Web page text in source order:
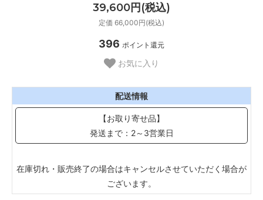
39,600円(税込)
定価 66,000円(税込)
396 ポイント還元
お気に入り
配送情報
【お取り寄せ品】
発送まで：2～3営業日
在庫切れ・販売終了の場合はキャンセルさせていただく場合が
ございます。